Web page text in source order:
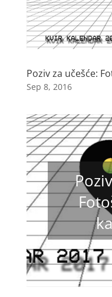
Poziv za učešće:
Sep 8, 2016